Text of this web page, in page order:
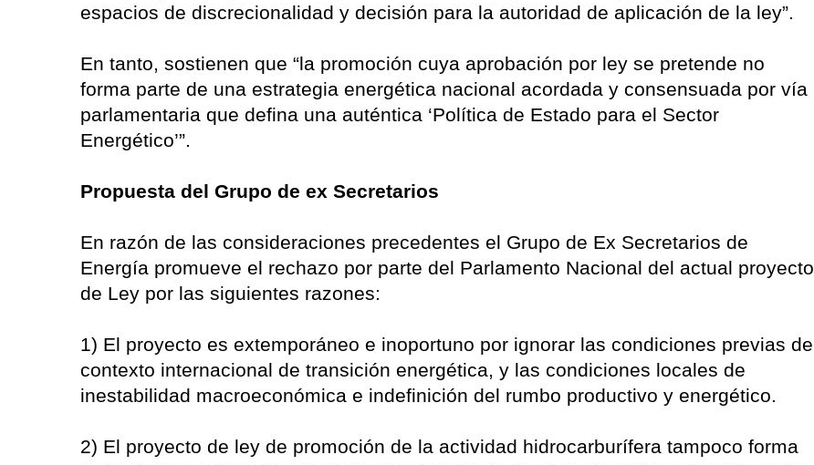
espacios de discrecionalidad y decisión para la autoridad de aplicación de la ley”.
En tanto, sostienen que “la promoción cuya aprobación por ley se pretende no
forma parte de una estrategia energética nacional acordada y consensuada por vía
parlamentaria que defina una auténtica ‘Política de Estado para el Sector
Energético’”.
Propuesta del Grupo de ex Secretarios
En razón de las consideraciones precedentes el Grupo de Ex Secretarios de
Energía promueve el rechazo por parte del Parlamento Nacional del actual proyecto
de Ley por las siguientes razones:
1) El proyecto es extemporáneo e inoportuno por ignorar las condiciones previas de
contexto internacional de transición energética, y las condiciones locales de
inestabilidad macroeconómica e indefinición del rumbo productivo y energético.
2) El proyecto de ley de promoción de la actividad hidrocarburífera tampoco forma